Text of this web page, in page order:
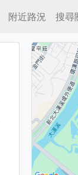
附近路況 搜尋